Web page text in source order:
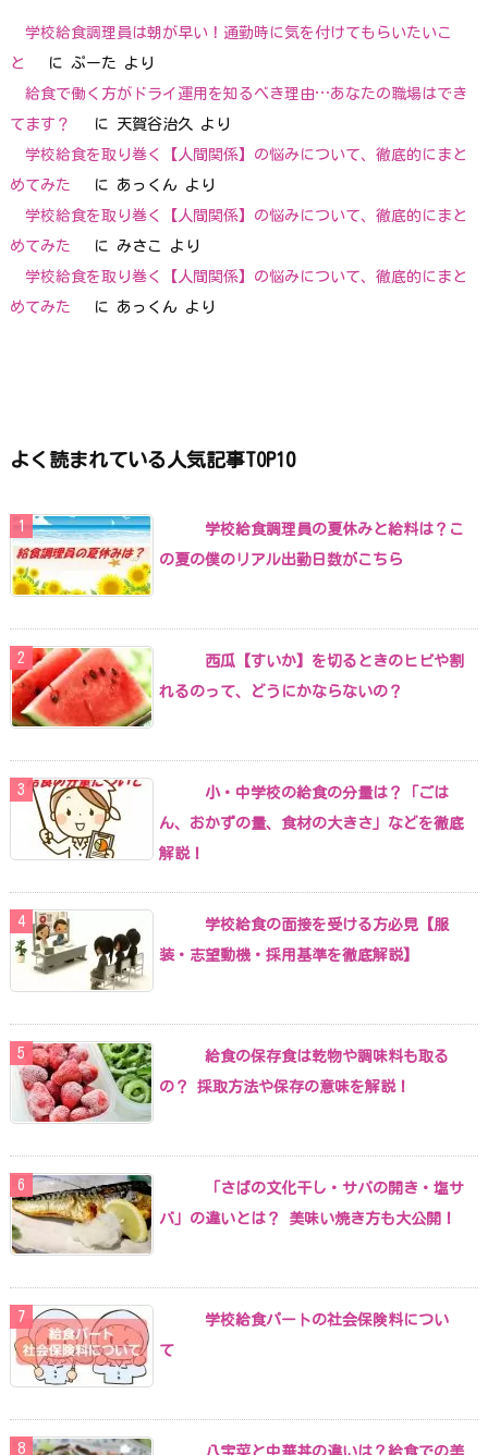
学校給食調理員は朝が早い！通勤時に気を付けてもらいたいこ
と
に ぷーた より
給食で働く方がドライ運用を知るべき理由…あなたの職場はでき
てます？
に 天賀谷治久 より
学校給食を取り巻く【人間関係】の悩みについて、徹底的にまと
めてみた
に あっくん より
学校給食を取り巻く【人間関係】の悩みについて、徹底的にまと
めてみた
に みさこ
より
学校給食を取り巻く【人間関係】の悩みについて、徹底的にまと
めてみた
に あっくん より
よく読まれている人気記事TOP10
学校給食調理員の夏休みと給料は？こ
の夏の僕のリアル出勤日数がこちら
西瓜【すいか】を切るときのヒビや割
れるのって、どうにかならないの？
小・中学校の給食の分量は？「ごは
ん、おかずの量、食材の大きさ」などを徹底
解説！
学校給食の面接を受ける方必見【服
装・志望動機・採用基準を徹底解説】
給食の保存食は乾物や調味料も取る
の？ 採取方法や保存の意味を解説！
「さばの文化干し・サバの開き・塩サ
バ」の違いとは？ 美味い焼き方も大公開！
学校給食パートの社会保険料につい
て